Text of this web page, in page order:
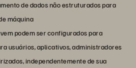
de dados não estruturados para
máquina
podem ser configurados para
usuários, aplicativos, administradores
independentemente de sua